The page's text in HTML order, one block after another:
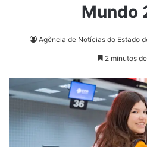
Mundo
Agência de Notícias do Estado
2 minutos